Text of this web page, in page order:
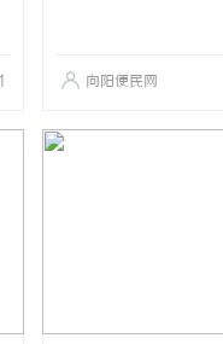
向阳便民网